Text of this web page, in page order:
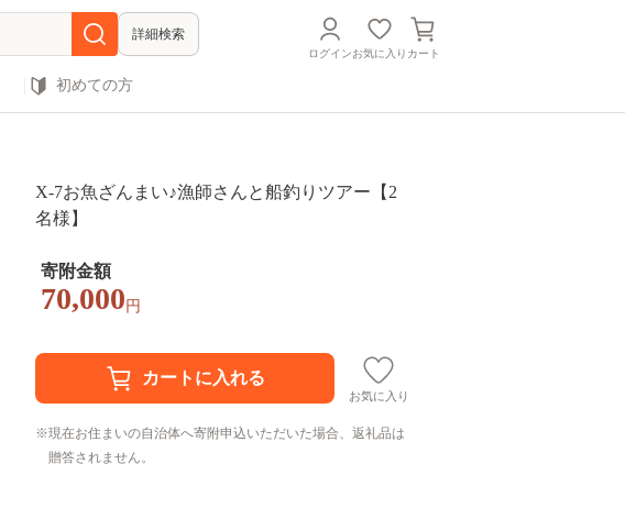
詳細検索
ログインお気に入り カート
初めての方
X-7お魚ざんまい♪漁師さんと船釣りツアー【2
名様】
寄附金額
70,000 円
お気に入り
現在お住まいの自治体へ寄附申込いただいた場合、返礼品は
贈答されません。